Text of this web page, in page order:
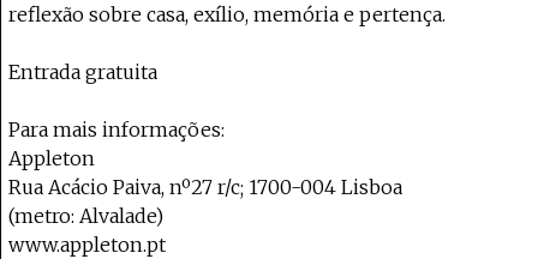
reflexão sobre casa, exílio, memória e pertença.
Entrada gratuita
Para mais informações:
Appleton
Rua Acácio Paiva, nº27 r/c; 1700-004 Lisboa
(metro: Alvalade)
www.appleton.pt